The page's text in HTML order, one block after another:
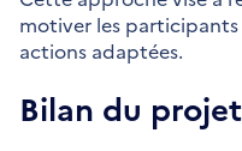
motiver les
actions adaptées.
Bilan du projet